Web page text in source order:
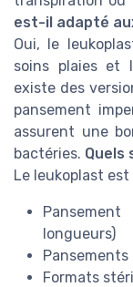
est-il adapté
Oui, le
soins plaies et
existe des
pansement
assurent une
bactéries. Quels
Le leukoplast
longueurs)
Pansements
Formats